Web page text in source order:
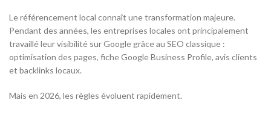
Le référencement local connaît une transformation majeure.
Pendant des années, les entreprises locales ont principalement
travaillé leur visibilité sur Google grâce au SEO classique :
optimisation des pages, fiche Google Business Profile, avis clients
et backlinks locaux.
Mais en 2026, les règles évoluent rapidement.